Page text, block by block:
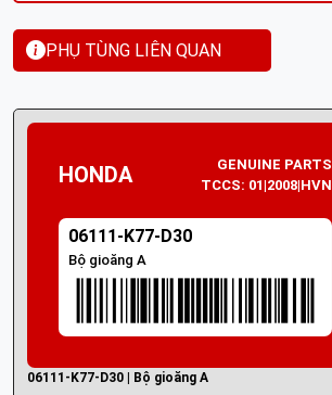
PHỤ TÙNG LIÊN QUAN
HONDA
GENUINE PARTS
TCCS: 01|2008|HVN
06111-K77-D30
Bộ gioăng A
06111-K77-D30 | Bộ gioăng A